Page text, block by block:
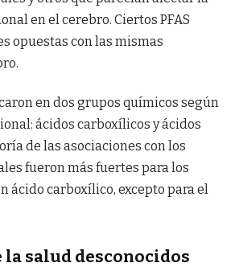
en el cerebro. Ciertos PFAS
opuestas con las mismas
en dos grupos químicos según
ácidos carboxílicos y ácidos
de las asociaciones con los
fueron más fuertes para los
ácido carboxílico, excepto para el
la salud desconocidos